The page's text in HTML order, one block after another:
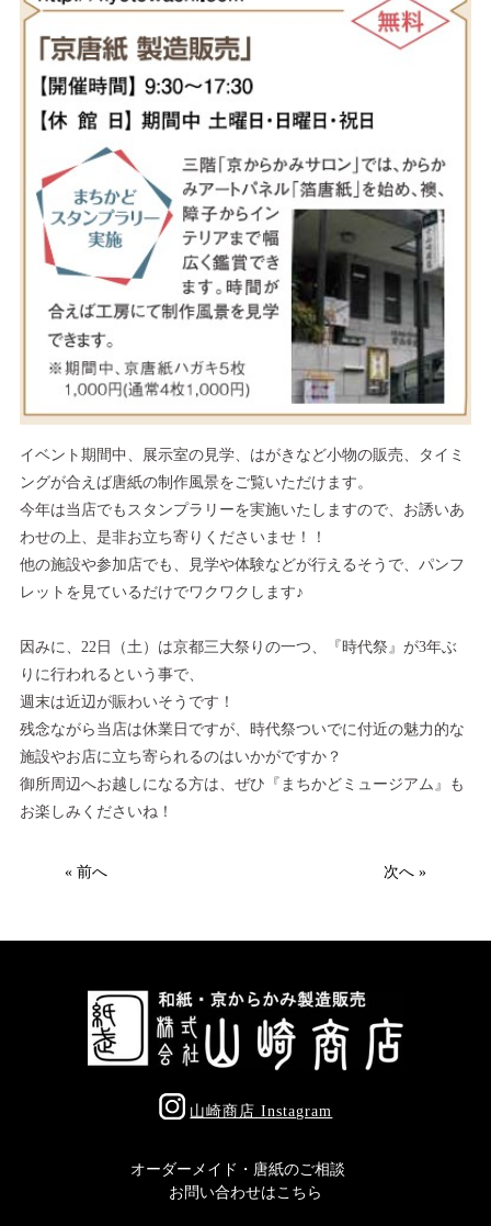
イベント期間中、展示室の見学、はがきなど小物の販売、タイミ
ングが合えば唐紙の制作風景をご覧いただけます。
今年は当店でもスタンプラリーを実施いたしますので、お誘いあ
わせの上、是非お立ち寄りくださいませ！！
他の施設や参加店でも、見学や体験などが行えるそうで、パンフ
レットを見ているだけでワクワクします♪
因みに、22日（土）は京都三大祭りの一つ、『時代祭』が3年ぶ
りに行われるという事で、
週末は近辺が賑わいそうです！
残念ながら当店は休業日ですが、時代祭ついでに付近の魅力的な
施設やお店に立ち寄られるのはいかがですか？
御所周辺へお越しになる方は、ぜひ『まちかどミュージアム』も
お楽しみくださいね！
« 前へ 次へ »
山崎商店 Instagram
オーダーメイド・唐紙のご相談
お問い合わせはこちら